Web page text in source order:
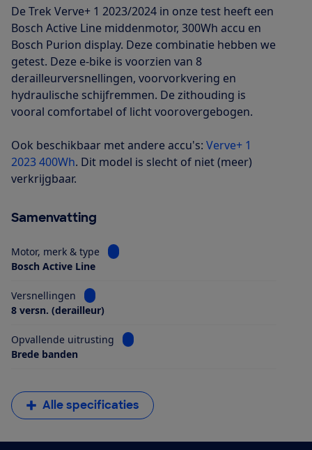
De Trek Verve+ 1 2023/2024 in onze test heeft een
Bosch Active Line middenmotor, 300Wh accu en
Bosch Purion display. Deze combinatie hebben we
getest. Deze e-bike is voorzien van 8
derailleurversnellingen, voorvorkvering en
hydraulische schijfremmen. De zithouding is
vooral comfortabel of licht voorovergebogen.
Ook beschikbaar met andere accu's: Verve+ 1
2023 400Wh. Dit model is slecht of niet (meer)
verkrijgbaar.
Samenvatting
Motor, merk & type
Bekijk informatie voor Motor, merk & type
Bosch Active Line
Versnellingen
Bekijk informatie voor Versnellingen
8 versn. (derailleur)
Opvallende uitrusting
Bekijk informatie voor Opvallende
Brede banden
Alle specificaties